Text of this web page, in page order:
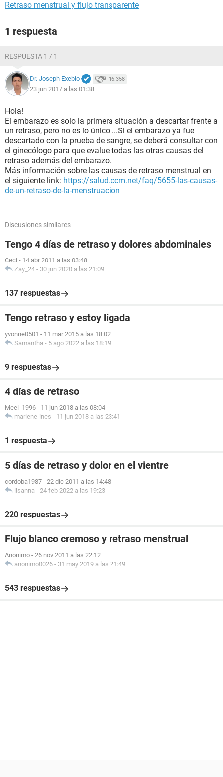
Retraso menstrual y flujo transparente
1 respuesta
RESPUESTA 1 / 1
Dr. Joseph Exebio 16.358
23 jun 2017 a las 01:38
Hola!
El embarazo es solo la primera situación a descartar frente a
un retraso, pero no es lo único....Si el embarazo ya fue
descartado con la prueba de sangre, se deberá consultar con
el ginecólogo para que evalue todas las otras causas del
retraso además del embarazo.
Más información sobre las causas de retraso menstrual en
el siguiente link: https://salud.ccm.net/faq/5655-las-causas-
de-un-retraso-de-la-menstruacion
Discusiones similares
Tengo 4 días de retraso y dolores abdominales
Ceci - 14 abr 2011 a las 03:48
Zay_24 - 30 jun 2020 a las 21:09
137 respuestas
Tengo retraso y estoy ligada
yvonne0501 - 11 mar 2015 a las 18:02
Samantha - 5 ago 2022 a las 18:19
9 respuestas
4 días de retraso
Meel_1996 - 11 jun 2018 a las 08:04
marlene-ines - 11 jun 2018 a las 23:41
1 respuesta
5 días de retraso y dolor en el vientre
cordoba1987 - 22 dic 2011 a las 14:48
lisanna - 24 feb 2022 a las 19:23
220 respuestas
Flujo blanco cremoso y retraso menstrual
Anonimo - 26 nov 2011 a las 22:12
anonimo0026 - 31 may 2019 a las 21:49
543 respuestas